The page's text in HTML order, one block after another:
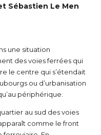
Sébastien Le Men
une situation
des voies ferrées qui
le centre qui s’étendait
ou d’urbanisation
périphérique.
au sud des voies
comme le front